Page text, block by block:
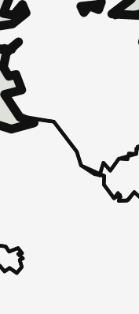
in 30 Sekunden
bei